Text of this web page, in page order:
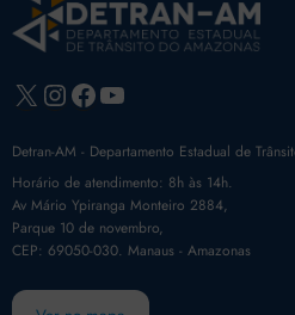
X Instagram
Facebook
Youtube
Detran-AM - Departamento Estadual de
Horário de atendimento: 8h às 14h.
Av Mário Ypiranga Monteiro 2884,
Parque 10 de novembro,
CEP: 69050-030. Manaus - Amazonas